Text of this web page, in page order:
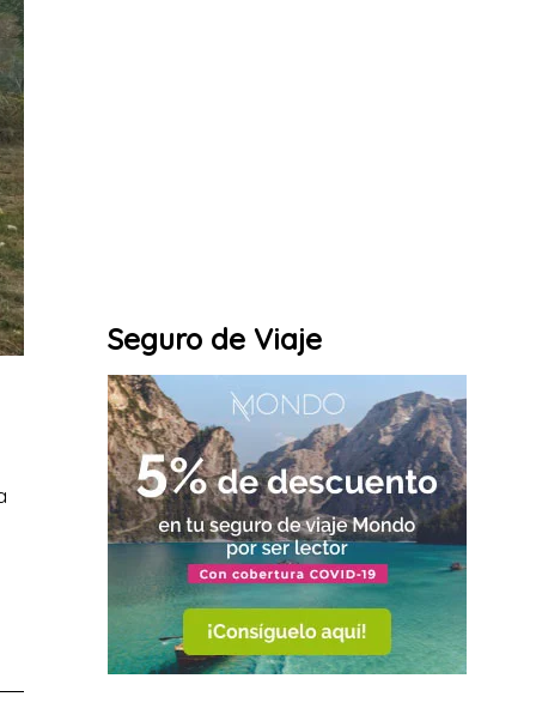
Seguro de Viaje